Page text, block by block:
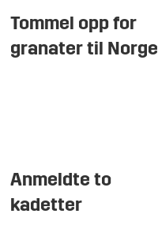
Tommel opp for
granater til Norge
Anmeldte to
kadetter